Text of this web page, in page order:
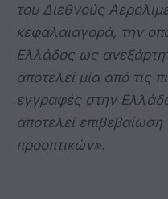
του Διεθνούς
κεφαλαιαγορά, την
Ελλάδος ως
αποτελεί μία από τις
εγγραφές στην
αποτελεί
προοπτικών».